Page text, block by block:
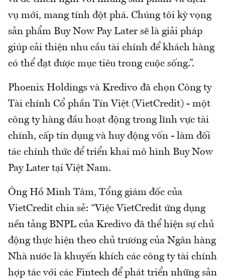
vụ mới, mang tính đột phá. Chúng tôi kỳ vọng
sản phẩm Buy Now Pay Later sẽ là giải pháp
giúp cải thiện nhu cầu tài chính để khách hàng
có thể đạt được mục tiêu trong cuộc sống.”.
Phoenix Holdings và Kredivo đã chọn Công ty
Tài chính Cổ phần Tín Việt (VietCredit) - một
công ty hàng đầu hoạt động trong lĩnh vực tài
chính, cấp tín dụng và huy động vốn - làm đối
tác chính thức để triển khai mô hình Buy Now
Pay Later tại Việt Nam.
Ông Hồ Minh Tâm, Tổng giám đốc của
VietCredit chia sẻ: “Việc VietCredit ứng dụng
nền tảng BNPL của Kredivo đã thể hiện sự chủ
động thực hiện theo chủ trương của Ngân hàng
Nhà nước là khuyến khích các công ty tài chính
hợp tác với các Fintech để phát triển những sản